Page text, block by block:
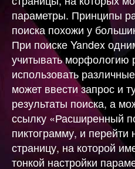
параметры. Принципы
поиска похожи у
При поиске Yandex
учитывать морфологию
использовать
может ввести запрос и
результаты поиска, а
ссылку «Расширенный
пиктограмму, и
страницу, на которой
тонкой настройки